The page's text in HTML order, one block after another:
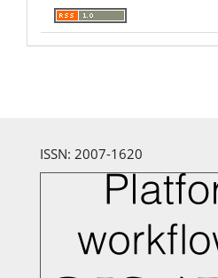
ISSN: 2007-1620